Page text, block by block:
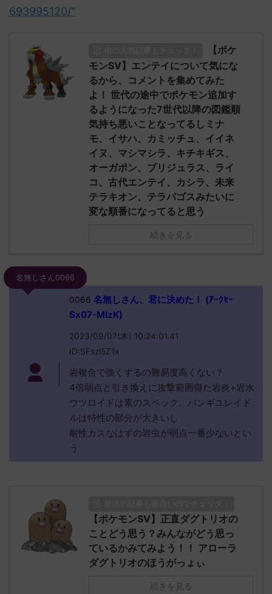
693995120/"
【ポケ
モンSV】エンテイについて気にな
るから、コメントを集めてみた
よ！ 世代の途中でポケモン追加す
るようになった7世代以降の図鑑順
気持ち悪いことなってるしミナ
モ、イサハ、カミッチュ、イイネ
イヌ、マシマシラ、キチキギス、
オーガポン、ブリジュラス、ライ
コ、古代エンテイ、カシラ、未来
テラキオン、テラパゴスみたいに
変な順番になってると思う
続きを見る
名無しさん0066
0066 名無しさん、君に決めた！ (ｱｰｸｾｰ
Sx07-MIzK)
2023/09/07(木) 10:24:01.41
ID:SFszi5Z1x
岩複合で強くするの難易度高くない？
4倍弱点と引き換えに攻撃範囲得た岩炎+岩水
ウツロイドは素のスペック、バンギユレイド
ルは特性の部分が大きいし
耐性カスなはずの岩虫が弱点一番少ないとい
う
【ポケモンSV】正直ダグトリオの
ことどう思う？みんながどう思っ
ているかみてみよう！！ アローラ
ダグトリオのほうがっょぃ
続きを見る